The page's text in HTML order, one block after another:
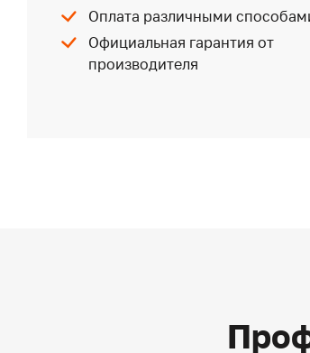
Оплата различными
Официальная гарантия от
производителя